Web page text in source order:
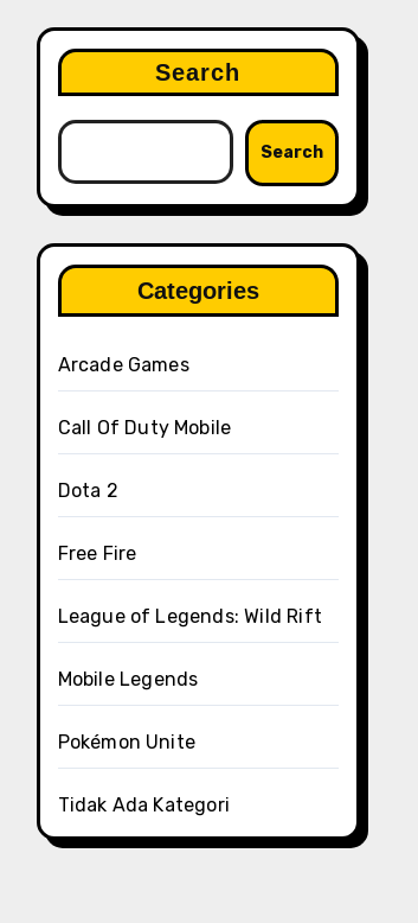
Search
Search
Categories
Arcade Games
Call Of Duty Mobile
Dota 2
Free Fire
League of Legends: Wild Rift
Mobile Legends
Pokémon Unite
Tidak Ada Kategori